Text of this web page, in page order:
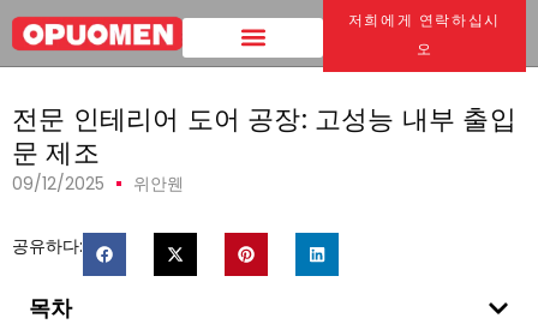
저희에게 연락하십시
오
집 > 전문 인테리어 도어 공장: 고성능 내부 출입문 제조
전문 인테리어 도어 공장: 고성능 내부 출입
문 제조
09/12/2025 위안웬
공유하다:
목차